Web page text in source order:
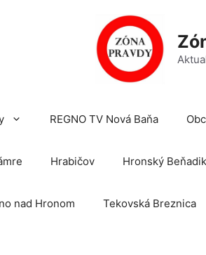
REGNO TV Nová Baňa
Hrabičov Hronský Beňadik
nad Hronom Tekovská Breznica